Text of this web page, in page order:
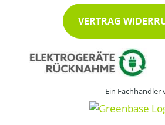
VERTRAG
Ein Fachhändler